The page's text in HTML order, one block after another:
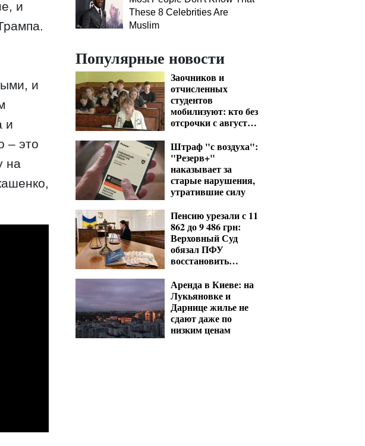
и
и
и
– это
на
These 8 Celebrities Are
Muslim
Популярные новости
Заочников и
отчисленных
студентов
мобилизуют: кто без
отсрочки с августа
Штраф "с воздуха":
"Резерв+"
наказывает за
старые нарушения,
утратившие силу
Пенсию урезали с 11
862 до 9 486 грн:
Верховный Суд
обязал ПФУ
восстановить
Аренда в Киеве: на
Лукьяновке и
Дарнице жилье не
сдают даже по
низким ценам